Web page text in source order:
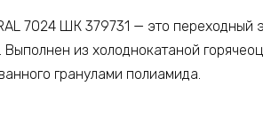
7024 ШК 379731 — это переходный
Выполнен из холоднокатаной
гранулами полиамида.